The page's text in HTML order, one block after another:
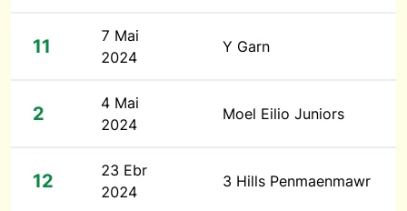
11
7 Mai
2024
Y Garn
2
4 Mai
2024
Moel Eilio Juniors
12
23 Ebr
2024
3 Hills Penmaenmawr